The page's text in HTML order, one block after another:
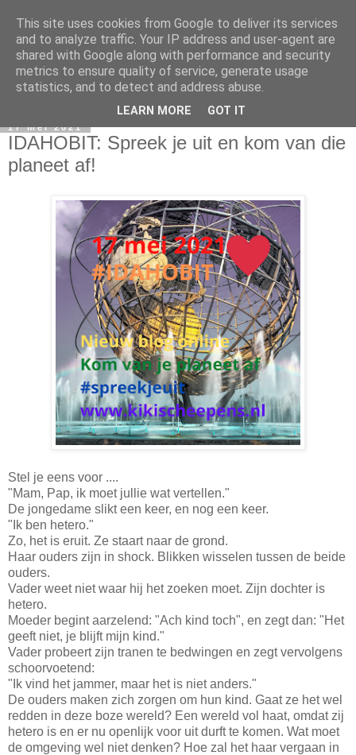
17 mei 2021
IDAHOBIT: Spreek je uit en kom van die
planeet af!
Stel je eens voor ....
"Mam, Pap, ik moet jullie wat vertellen."
De jongedame slikt een keer, en nog een keer.
"Ik ben hetero."
Zo, het is eruit. Ze staart naar de grond.
Haar ouders zijn in shock. Blikken wisselen tussen de beide
ouders.
Vader weet niet waar hij het zoeken moet. Zijn dochter is
hetero.
Moeder begint aarzelend: "Ach kind toch", en zegt dan: "Het
geeft niet, je blijft mijn kind."
Vader probeert zijn tranen te bedwingen en zegt vervolgens
schoorvoetend:
"Ik vind het jammer, maar het is niet anders."
De ouders maken zich zorgen om hun kind. Gaat ze het wel
redden in deze boze wereld? Een wereld vol haat, omdat zij
hetero is en er nu openlijk voor uit durft te komen. Wat moet
de omgeving wel niet denken? Hoe zal het haar vergaan in
This site uses cookies from Google to deliver its services
and to analyze traffic. Your IP address and user-agent are
shared with Google along with performance and security
metrics to ensure quality of service, generate usage
statistics, and to detect and address abuse.
LEARN MORE GOT IT